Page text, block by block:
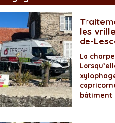
les
de-
La
bâtiment